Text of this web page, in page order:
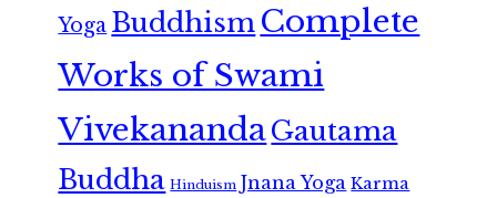
Yoga Buddhism Complete
Works of Swami
VivekanandaGautama
Buddha Hinduism Jnana Yoga Karma